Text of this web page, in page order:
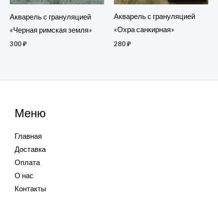
Акварель с грануляцией
«Черная римская земля»
300₽
Акварель с грануляцией
«Охра санкирная»
280₽
Меню
Главная
Доставка
Оплата
О нас
Контакты